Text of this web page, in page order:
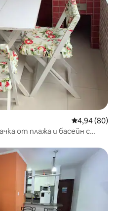
Средна
4,94 (80)
от плажа и басейн с